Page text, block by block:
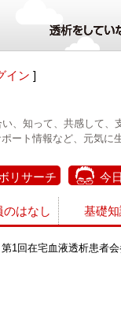
イン ]
、知って、共感して、
ート情報など、元気に
リサーチ 今
のはなし 基礎
1回在宅血液透析患者会